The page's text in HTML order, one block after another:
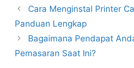
Cara Menginstal Printer
Panduan Lengkap
Bagaimana Pendapat
Pemasaran Saat Ini?